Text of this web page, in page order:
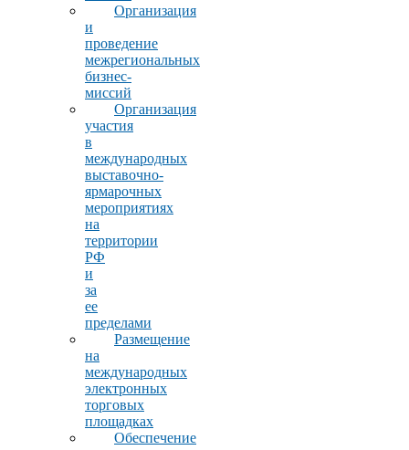
Организация
и
проведение
межрегиональных
бизнес-
миссий
Организация
участия
в
международных
выставочно-
ярмарочных
мероприятиях
на
территории
РФ
и
за
ее
пределами
Размещение
на
международных
электронных
торговых
площадках
Обеспечение